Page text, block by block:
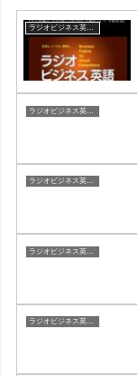
ラジオビジネス英会話
ラジオビジネス英会話
ラジオビジネス英会話
ラジオビジネス英会話
ラジオビジネス英会話